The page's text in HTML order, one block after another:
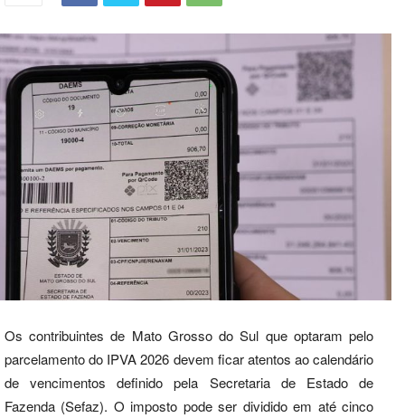
Os contribuintes de Mato Grosso do Sul que optaram pelo
parcelamento do IPVA 2026 devem ficar atentos ao calendário
de vencimentos definido pela Secretaria de Estado de
Fazenda (Sefaz). O imposto pode ser dividido em até cinco